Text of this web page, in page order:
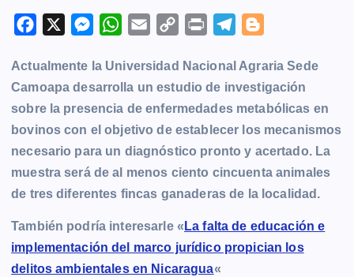
c
e
b
o
o
k
M
s
s
e
n
g
e
r
W
a
t
s
A
p
p
a
i
l
C
p
y
L
i
n
k
i
n
t
l
e
g
r
a
m
o
g
g
e
r
Actualmente la Universidad Nacional Agraria Sede
Camoapa desarrolla un estudio de investigación
sobre la presencia de enfermedades metabólicas en
bovinos con el objetivo de establecer los mecanismos
necesario para un diagnóstico pronto y acertado. La
muestra será de al menos ciento cincuenta animales
de tres diferentes fincas ganaderas de la localidad.
También podría interesarle « La falta de educación e
implementación del marco jurídico propician los
delitos ambientales en Nicaragua«